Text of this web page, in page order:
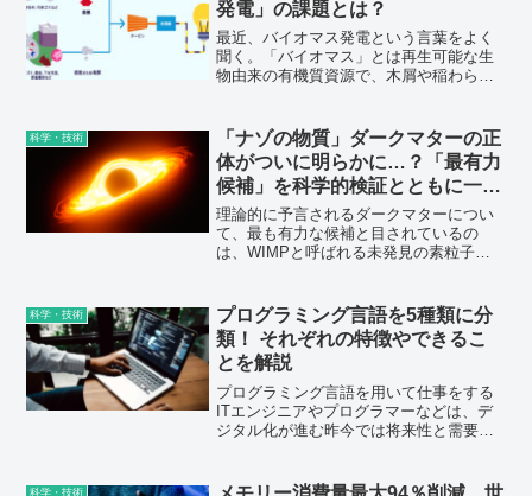
発電」の課題とは？
最近、バイオマス発電という言葉をよく
聞く。「バイオマス」とは再生可能な生
物由来の有機質資源で、木屑や稲わら、
バイオマス発電は、それまでゴミとされ
ていたものをも燃料としてエネルギーを
生み出し、しかもカーボンニュートラル
をめざしているという。
科学・技術
「ナゾの物質」ダークマターの正
体がついに明らかに…？「最有力
候補」を科学的検証とともに一挙
解説！
理論的に予言されるダークマターについ
て、最も有力な候補と目されているの
は、WIMPと呼ばれる未発見の素粒子で
は、Z粒子かヒッグス粒子の相棒の総称で
あるニュートラリーノが、WIMPの候補
として注目されています。
科学・技術
プログラミング言語を5種類に分
類！ それぞれの特徴やできるこ
とを解説
プログラミング言語を用いて仕事をする
ITエンジニアやプログラマーなどは、デ
ジタル化が進む昨今では将来性と需要が
ている。本記事では、プログラミング言
科学・技術